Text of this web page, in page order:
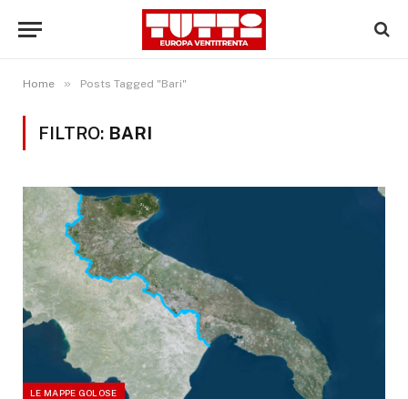
Home » Posts Tagged "Bari"
FILTRO: BARI
LE MAPPE GOLOSE